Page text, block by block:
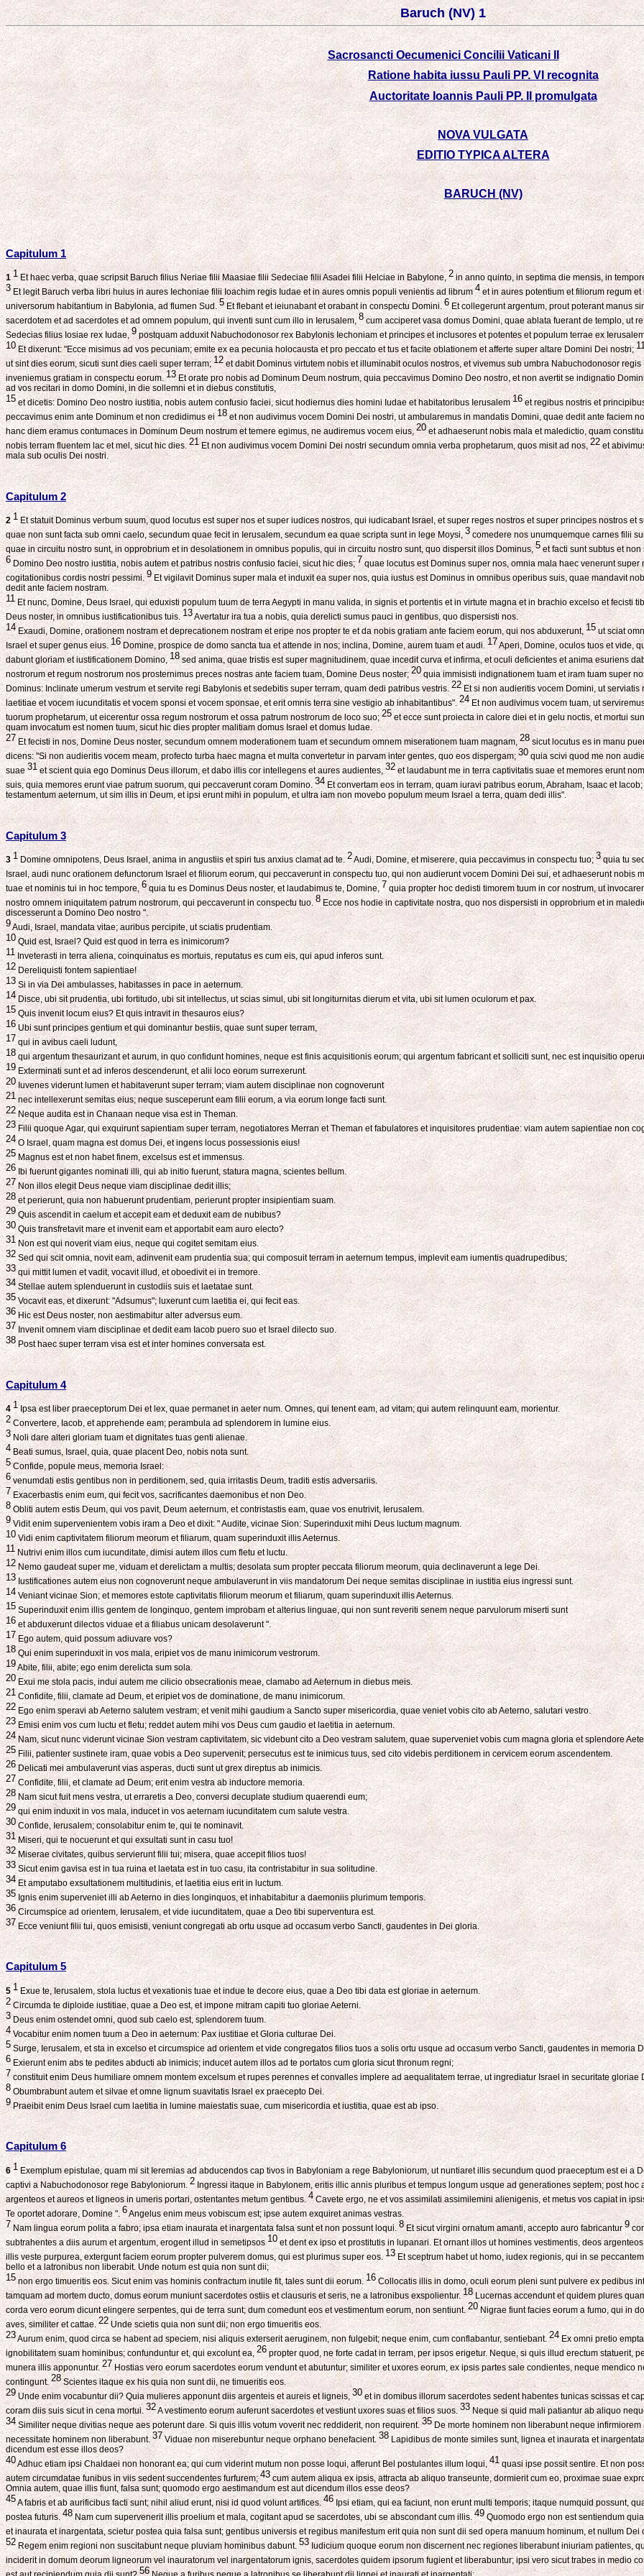
Baruch (NV) 1
Sacrosancti Oecumenici Concilii Vaticani II
Ratione habita iussu Pauli PP. VI recognita
Auctoritate Ioannis Pauli PP. II promulgata
NOVA VULGATA
EDITIO TYPICA ALTERA
BARUCH (NV)
Capitulum 1
1 1Et haec verba, quae scripsit Baruch filius Neriae filii Maasiae filii Sedeciae filii Asadei filii Helciae in Babylone, 2in anno quinto, in septima die mensis, in
3 Et legit Baruch verba libri huius in aures Iechoniae filii Ioachim regis Iudae et in aures omnis populi venientis ad librum 4et in aures potentium et filiorum regum
universorum habitantium in Babylonia, ad flumen Sud.5Et flebant et ieiunabant et orabant in conspectu Domini. 6 Et collegerunt argentum, prout poterant manus
sacerdotem et ad sacerdotes et ad omnem populum, qui inventi sunt cum illo in Ierusalem, 8 cum acciperet vasa domus Domini, quae ablata fuerant de templo, ut
Sedecias filius Iosiae rex Iudae,9 postquam adduxit Nabuchodonosor rex Babylonis Iechoniam et principes et inclusores et potentes et populum terrae ex
10Et dixerunt: "Ecce misimus ad vos pecuniam; emite ex ea pecunia holocausta et pro peccato et tus et facite oblationem et afferte super altare Domini Dei nostri;
ut sint dies eorum, sicuti sunt dies caeli super terram;12 et dabit Dominus virtutem nobis et illuminabit oculos nostros, et vivemus sub umbra Nabuchodonosor
inveniemus gratiam in conspectu eorum.13Et orate pro nobis ad Dominum Deum nostrum, quia peccavimus Domino Deo nostro, et non avertit se indignatio
ad vos recitari in domo Domini, in die sollemni et in diebus constitutis,
15et dicetis: Domino Deo nostro iustitia, nobis autem confusio faciei, sicut hodiernus dies homini Iudae et habitatoribus Ierusalem16et regibus nostris et
peccavimus enim ante Dominum et non credidimus ei 18 et non audivimus vocem Domini Dei nostri, ut ambularemus in mandatis Domini, quae dedit ante faciem
hanc diem eramus contumaces in Dominum Deum nostrum et temere egimus, ne audiremus vocem eius, 20et adhaeserunt nobis mala et maledictio, quam
nobis terram fluentem lac et mel, sicut hic dies. 21Et non audivimus vocem Domini Dei nostri secundum omnia verba prophetarum, quos misit ad nos, 22 et
mala sub oculis Dei nostri.
Capitulum 2
2 1 Et statuit Dominus verbum suum, quod locutus est super nos et super iudices nostros, qui iudicabant Israel, et super reges nostros et super principes nostros
quae non sunt facta sub omni caelo, secundum quae fecit in Ierusalem, secundum ea quae scripta sunt in lege Moysi, 3 comedere nos unumquemque carnes filii
quae in circuitu nostro sunt, in opprobrium et in desolationem in omnibus populis, qui in circuitu nostro sunt, quo dispersit illos Dominus,5 et facti sunt subtus et
6Domino Deo nostro iustitia, nobis autem et patribus nostris confusio faciei, sicut hic dies;7quae locutus est Dominus super nos, omnia mala haec venerunt super
cogitationibus cordis nostri pessimi. 9 Et vigilavit Dominus super mala et induxit ea super nos, quia iustus est Dominus in omnibus operibus suis, quae mandavit
dedit ante faciem nostram.
11 Et nunc, Domine, Deus Israel, qui eduxisti populum tuum de terra Aegypti in manu valida, in signis et portentis et in virtute magna et in brachio excelso et fecisti
Deus noster, in omnibus iustificationibus tuis. 13Avertatur ira tua a nobis, quia derelicti sumus pauci in gentibus, quo dispersisti nos.
14Exaudi, Domine, orationem nostram et deprecationem nostram et eripe nos propter te et da nobis gratiam ante faciem eorum, qui nos abduxerunt, 15 ut sciat
Israel et super genus eius.16Domine, prospice de domo sancta tua et attende in nos; inclina, Domine, aurem tuam et audi.17Aperi, Domine, oculos tuos et vide,
dabunt gloriam et iustificationem Domino, 18sed anima, quae tristis est super magnitudinem, quae incedit curva et infirma, et oculi deficientes et anima esuriens
nostrorum et regum nostrorum nos prosternimus preces nostras ante faciem tuam, Domine Deus noster; 20quia immisisti indignationem tuam et iram tuam super
Dominus: Inclinate umerum vestrum et servite regi Babylonis et sedebitis super terram, quam dedi patribus vestris. 22Et si non audieritis vocem Domini, ut
laetitiae et vocem iucunditatis et vocem sponsi et vocem sponsae, et erit omnis terra sine vestigio ab inhabitantibus". 24Et non audivimus vocem tuam, ut
tuorum prophetarum, ut eicerentur ossa regum nostrorum et ossa patrum nostrorum de loco suo;25et ecce sunt proiecta in calore diei et in gelu noctis, et mortui
quam invocatum est nomen tuum, sicut hic dies propter malitiam domus Israel et domus Iudae.
27Et fecisti in nos, Domine Deus noster, secundum omnem moderationem tuam et secundum omnem miserationem tuam magnam, 28 sicut locutus es in manu
dicens: "Si non audieritis vocem meam, profecto turba haec magna et multa convertetur in parvam inter gentes, quo eos dispergam;30quia scivi quod me non
suae31 et scient quia ego Dominus Deus illorum, et dabo illis cor intellegens et aures audientes,32et laudabunt me in terra captivitatis suae et memores erunt
suis, quia memores erunt viae patrum suorum, qui peccaverunt coram Domino.34 Et convertam eos in terram, quam iuravi patribus eorum, Abraham, Isaac et
testamentum aeternum, ut sim illis in Deum, et ipsi erunt mihi in populum, et ultra iam non movebo populum meum Israel a terra, quam dedi illis".
Capitulum 3
3 1 Domine omnipotens, Deus Israel, anima in angustiis et spiri tus anxius clamat ad te. 2Audi, Domine, et miserere, quia peccavimus in conspectu tuo;3quia tu
Israel, audi nunc orationem defunctorum Israel et filiorum eorum, qui peccaverunt in conspectu tuo, qui non audierunt vocem Domini Dei sui, et adhaeserunt nobis
tuae et nominis tui in hoc tempore, 6quia tu es Dominus Deus noster, et laudabimus te, Domine, 7 quia propter hoc dedisti timorem tuum in cor nostrum, ut
nostro omnem iniquitatem patrum nostrorum, qui peccaverunt in conspectu tuo. 8 Ecce nos hodie in captivitate nostra, quo nos dispersisti in opprobrium et in
discesserunt a Domino Deo nostro ".
9Audi, Israel, mandata vitae; auribus percipite, ut sciatis prudentiam.
10Quid est, Israel? Quid est quod in terra es inimicorum?
11Inveterasti in terra aliena, coinquinatus es mortuis, reputatus es cum eis, qui apud inferos sunt.
12 Dereliquisti fontem sapientiae!
13 Si in via Dei ambulasses, habitasses in pace in aeternum.
14Disce, ubi sit prudentia, ubi fortitudo, ubi sit intellectus, ut scias simul, ubi sit longiturnitas dierum et vita, ubi sit lumen oculorum et pax.
15Quis invenit locum eius? Et quis intravit in thesauros eius?
16Ubi sunt principes gentium et qui dominantur bestiis, quae sunt super terram,
17qui in avibus caeli ludunt,
18 qui argentum thesaurizant et aurum, in quo confidunt homines, neque est finis acquisitionis eorum; qui argentum fabricant et solliciti sunt, nec est inquisitio
19Exterminati sunt et ad inferos descenderunt, et alii loco eorum surrexerunt.
20Iuvenes viderunt lumen et habitaverunt super terram; viam autem disciplinae non cognoverunt
21 nec intellexerunt semitas eius; neque susceperunt eam filii eorum, a via eorum longe facti sunt.
22 Neque audita est in Chanaan neque visa est in Theman.
23Filii quoque Agar, qui exquirunt sapientiam super terram, negotiatores Merran et Theman et fabulatores et inquisitores prudentiae: viam autem sapientiae non
24 O Israel, quam magna est domus Dei, et ingens locus possessionis eius!
25 Magnus est et non habet finem, excelsus est et immensus.
26Ibi fuerunt gigantes nominati illi, qui ab initio fuerunt, statura magna, scientes bellum.
27Non illos elegit Deus neque viam disciplinae dedit illis;
28 et perierunt, quia non habuerunt prudentiam, perierunt propter insipientiam suam.
29Quis ascendit in caelum et accepit eam et deduxit eam de nubibus?
30Quis transfretavit mare et invenit eam et apportabit eam auro electo?
31 Non est qui noverit viam eius, neque qui cogitet semitam eius.
32 Sed qui scit omnia, novit eam, adinvenit eam prudentia sua; qui composuit terram in aeternum tempus, implevit eam iumentis quadrupedibus;
33qui mittit lumen et vadit, vocavit illud, et oboedivit ei in tremore.
34Stellae autem splenduerunt in custodiis suis et laetatae sunt.
35Vocavit eas, et dixerunt: "Adsumus"; luxerunt cum laetitia ei, qui fecit eas.
36Hic est Deus noster, non aestimabitur alter adversus eum.
37 Invenit omnem viam disciplinae et dedit eam Iacob puero suo et Israel dilecto suo.
38Post haec super terram visa est et inter homines conversata est.
Capitulum 4
4 1 Ipsa est liber praeceptorum Dei et lex, quae permanet in aeter num. Omnes, qui tenent eam, ad vitam; qui autem relinquunt eam, morientur.
2 Convertere, Iacob, et apprehende eam; perambula ad splendorem in lumine eius.
3 Noli dare alteri gloriam tuam et dignitates tuas genti alienae.
4 Beati sumus, Israel, quia, quae placent Deo, nobis nota sunt.
5Confide, popule meus, memoria Israel:
6venumdati estis gentibus non in perditionem, sed, quia irritastis Deum, traditi estis adversariis.
7 Exacerbastis enim eum, qui fecit vos, sacrificantes daemonibus et non Deo.
8Obliti autem estis Deum, qui vos pavit, Deum aeternum, et contristastis eam, quae vos enutrivit, Ierusalem.
9Vidit enim supervenientem vobis iram a Deo et dixit: " Audite, vicinae Sion: Superinduxit mihi Deus luctum magnum.
10 Vidi enim captivitatem filiorum meorum et filiarum, quam superinduxit illis Aeternus.
11 Nutrivi enim illos cum iucunditate, dimisi autem illos cum fletu et luctu.
12Nemo gaudeat super me, viduam et derelictam a multis; desolata sum propter peccata filiorum meorum, quia declinaverunt a lege Dei.
13Iustificationes autem eius non cognoverunt neque ambulaverunt in viis mandatorum Dei neque semitas disciplinae in iustitia eius ingressi sunt.
14Veniant vicinae Sion; et memores estote captivitatis filiorum meorum et filiarum, quam superinduxit illis Aeternus.
15 Superinduxit enim illis gentem de longinquo, gentem improbam et alterius linguae, qui non sunt reveriti senem neque parvulorum miserti sunt
16et abduxerunt dilectos viduae et a filiabus unicam desolaverunt ".
17Ego autem, quid possum adiuvare vos?
18 Qui enim superinduxit in vos mala, eripiet vos de manu inimicorum vestrorum.
19Abite, filii, abite; ego enim derelicta sum sola.
20Exui me stola pacis, indui autem me cilicio obsecrationis meae, clamabo ad Aeternum in diebus meis.
21 Confidite, filii, clamate ad Deum, et eripiet vos de dominatione, de manu inimicorum.
22 Ego enim speravi ab Aeterno salutem vestram; et venit mihi gaudium a Sancto super misericordia, quae veniet vobis cito ab Aeterno, salutari vestro.
23Emisi enim vos cum luctu et fletu; reddet autem mihi vos Deus cum gaudio et laetitia in aeternum.
24Nam, sicut nunc viderunt vicinae Sion vestram captivitatem, sic videbunt cito a Deo vestram salutem, quae superveniet vobis cum magna gloria et splendore
25Filii, patienter sustinete iram, quae vobis a Deo supervenit; persecutus est te inimicus tuus, sed cito videbis perditionem in cervicem eorum ascendentem.
26Delicati mei ambulaverunt vias asperas, ducti sunt ut grex direptus ab inimicis.
27Confidite, filii, et clamate ad Deum; erit enim vestra ab inductore memoria.
28 Nam sicut fuit mens vestra, ut erraretis a Deo, conversi decuplate studium quaerendi eum;
29 qui enim induxit in vos mala, inducet in vos aeternam iucunditatem cum salute vestra.
30Confide, Ierusalem; consolabitur enim te, qui te nominavit.
31Miseri, qui te nocuerunt et qui exsultati sunt in casu tuo!
32Miserae civitates, quibus servierunt filii tui; misera, quae accepit filios tuos!
33 Sicut enim gavisa est in tua ruina et laetata est in tuo casu, ita contristabitur in sua solitudine.
34 Et amputabo exsultationem multitudinis, et laetitia eius erit in luctum.
35Ignis enim superveniet illi ab Aeterno in dies longinquos, et inhabitabitur a daemoniis plurimum temporis.
36Circumspice ad orientem, Ierusalem, et vide iucunditatem, quae a Deo tibi superventura est.
37 Ecce veniunt filii tui, quos emisisti, veniunt congregati ab ortu usque ad occasum verbo Sancti, gaudentes in Dei gloria.
Capitulum 5
5 1 Exue te, Ierusalem, stola luctus et vexationis tuae et indue te decore eius, quae a Deo tibi data est gloriae in aeternum.
2 Circumda te diploide iustitiae, quae a Deo est, et impone mitram capiti tuo gloriae Aeterni.
3Deus enim ostendet omni, quod sub caelo est, splendorem tuum.
4Vocabitur enim nomen tuum a Deo in aeternum: Pax iustitiae et Gloria culturae Dei.
5 Surge, Ierusalem, et sta in excelso et circumspice ad orientem et vide congregatos filios tuos a solis ortu usque ad occasum verbo Sancti, gaudentes in memoria
6Exierunt enim abs te pedites abducti ab inimicis; inducet autem illos ad te portatos cum gloria sicut thronum regni;
7constituit enim Deus humiliare omnem montem excelsum et rupes perennes et convalles implere ad aequalitatem terrae, ut ingrediatur Israel in securitate gloriae
8Obumbrabunt autem et silvae et omne lignum suavitatis Israel ex praecepto Dei.
9Praeibit enim Deus Israel cum laetitia in lumine maiestatis suae, cum misericordia et iustitia, quae est ab ipso.
Capitulum 6
6 1 Exemplum epistulae, quam mi sit Ieremias ad abducendos cap tivos in Babyloniam a rege Babyloniorum, ut nuntiaret illis secundum quod praeceptum est ei a
captivi a Nabuchodonosor rege Babyloniorum.2Ingressi itaque in Babylonem, eritis illic annis pluribus et tempus longum usque ad generationes septem; post
argenteos et aureos et ligneos in umeris portari, ostentantes metum gentibus.4 Cavete ergo, ne et vos assimilati assimilemini alienigenis, et metus vos capiat in
Te oportet adorare, Domine ". 6Angelus enim meus vobiscum est; ipse autem exquiret animas vestras.
7 Nam lingua eorum polita a fabro; ipsa etiam inaurata et inargentata falsa sunt et non possunt loqui. 8Et sicut virgini ornatum amanti, accepto auro fabricantur 9
subtrahentes a diis aurum et argentum, erogent illud in semetipsos10 et dent ex ipso et prostitutis in lupanari. Et ornant illos ut homines vestimentis, deos
illis veste purpurea, extergunt faciem eorum propter pulverem domus, qui est plurimus super eos. 13Et sceptrum habet ut homo, iudex regionis, qui in se
bello et a latronibus non liberabit. Unde notum est quia non sunt dii;
15non ergo timueritis eos. Sicut enim vas hominis confractum inutile fit, tales sunt dii eorum.16Collocatis illis in domo, oculi eorum pleni sunt pulvere ex pedibus
tamquam ad mortem ducto, domus eorum muniunt sacerdotes ostiis et clausuris et seris, ne a latronibus exspolientur.18Lucernas accendunt et quidem plures
corda vero eorum dicunt elingere serpentes, qui de terra sunt; dum comedunt eos et vestimentum eorum, non sentiunt.20 Nigrae fiunt facies eorum a fumo, qui in
aves, similiter et cattae.22Unde scietis quia non sunt dii; non ergo timueritis eos.
23Aurum enim, quod circa se habent ad speciem, nisi aliquis exterserit aeruginem, non fulgebit; neque enim, cum conflabantur, sentiebant. 24Ex omni pretio
ignobilitatem suam hominibus; confunduntur et, qui excolunt ea, 26propter quod, ne forte cadat in terram, per ipsos erigetur. Neque, si quis illud erectum statuerit,
munera illis apponuntur. 27 Hostias vero eorum sacerdotes eorum vendunt et abutuntur; similiter et uxores eorum, ex ipsis partes sale condientes, neque
contingunt. 28Scientes itaque ex his quia non sunt dii, ne timueritis eos.
29Unde enim vocabuntur dii? Quia mulieres apponunt diis argenteis et aureis et ligneis, 30 et in domibus illorum sacerdotes sedent habentes tunicas scissas et
coram diis suis sicut in cena mortui. 32A vestimento eorum auferunt sacerdotes et vestiunt uxores suas et filios suos.33 Neque si quid mali patiantur ab aliquo
34Similiter neque divitias neque aes poterunt dare. Si quis illis votum voverit nec reddiderit, non requirent.35 De morte hominem non liberabunt neque
necessitate hominem non liberabunt. 37Viduae non miserebuntur neque orphano benefacient. 38 Lapidibus de monte similes sunt, lignea et inaurata et
dicendum est esse illos deos?
40Adhuc etiam ipsi Chaldaei non honorant ea; qui cum viderint mutum non posse loqui, afferunt Bel postulantes illum loqui, 41 quasi ipse possit sentire. Et non
autem circumdatae funibus in viis sedent succendentes furfurem;43cum autem aliqua ex ipsis, attracta ab aliquo transeunte, dormierit cum eo, proximae suae
Omnia autem, quae illis fiunt, falsa sunt; quomodo ergo aestimandum est aut dicendum illos esse deos?
45A fabris et ab aurificibus facti sunt; nihil aliud erunt, nisi id quod volunt artifices.46Ipsi etiam, qui ea faciunt, non erunt multi temporis; itaque numquid possunt,
postea futuris. 48Nam cum supervenerit illis proelium et mala, cogitant apud se sacerdotes, ubi se abscondant cum illis. 49 Quomodo ergo non est sentiendum
et inaurata et inargentata, scietur postea quia falsa sunt; gentibus universis et regibus manifestum erit quia non sunt dii sed opera manuum hominum, et nullum
52Regem enim regioni non suscitabunt neque pluviam hominibus dabunt.53 Iudicium quoque eorum non discernent nec regiones liberabunt iniuriam patientes,
inciderit in domum deorum ligneorum vel inauratorum vel inargentatorum ignis, sacerdotes quidem ipsorum fugient et liberabuntur; ipsi vero sicut trabes in medio
56